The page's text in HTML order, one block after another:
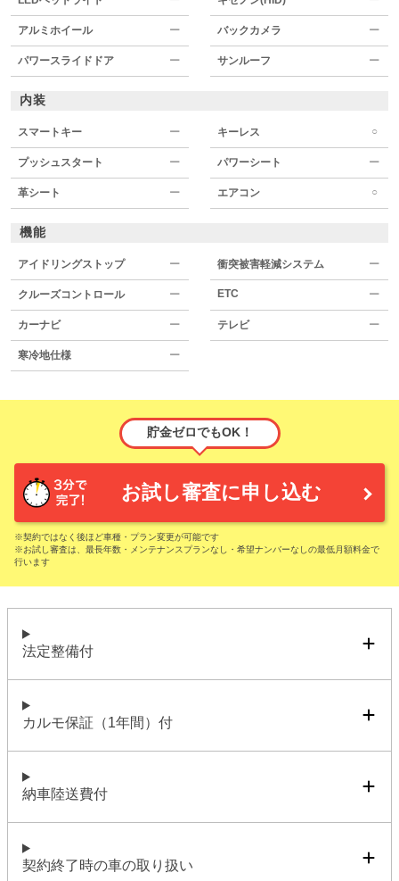
アルミホイール ー バックカメラ ー
パワースライドドア ー サンルーフ ー
内装
スマートキー ー キーレス ○
プッシュスタート ー パワーシート ー
革シート ー エアコン ○
機能
アイドリングストップ ー 衝突被害軽減システム ー
クルーズコントロール ー ETC ー
カーナビ ー テレビ ー
寒冷地仕様 ー
貯金ゼロでもOK！
お試し審査に申し込む
※契約ではなく後ほど車種・プラン変更が可能です
※お試し審査は、最長年数・メンテナンスプランなし・希望ナンバーなしの最低月額料金で
行います
法定整備付
カルモ保証（1年間）付
納車陸送費付
契約終了時の車の取り扱い